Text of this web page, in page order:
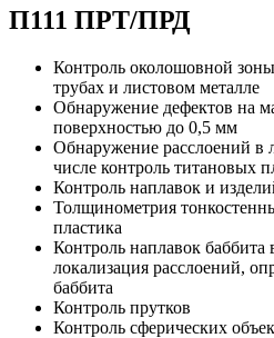
П111 ПРТ/ПРД
Контроль околошовной
трубах и листовом металле
Обнаружение дефектов на
поверхностью до 0,5 мм
Обнаружение расслоений в
числе контроль титановых
Контроль наплавок и
Толщинометрия
пластика
Контроль наплавок
локализация расслоений,
баббита
Контроль прутков
Контроль сферических